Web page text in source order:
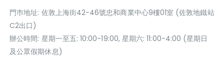
門巿地址: 佐敦上海街42-46號忠和商業中心9樓01室 (佐敦地鐵站
C2出口)
辦公時間: 星期一至五: 10:00-19:00, 星期六: 11:00-4:00 (星期日
及公眾假期休息)